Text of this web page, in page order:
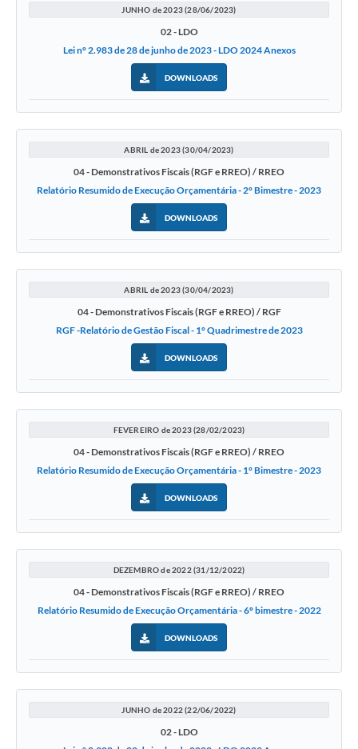
JUNHO de 2023 (28/06/2023)
02 - LDO
Lei n° 2.983 de 28 de junho de 2023 - LDO 2024 Anexos
DOWNLOADS
ABRIL de 2023 (30/04/2023)
04 - Demonstrativos Fiscais (RGF e RREO) / RREO
Relatório Resumido de Execução Orçamentária - 2° Bimestre - 2023
DOWNLOADS
ABRIL de 2023 (30/04/2023)
04 - Demonstrativos Fiscais (RGF e RREO) / RGF
RGF -Relatório de Gestão Fiscal - 1° Quadrimestre de 2023
DOWNLOADS
FEVEREIRO de 2023 (28/02/2023)
04 - Demonstrativos Fiscais (RGF e RREO) / RREO
Relatório Resumido de Execução Orçamentária - 1° Bimestre - 2023
DOWNLOADS
DEZEMBRO de 2022 (31/12/2022)
04 - Demonstrativos Fiscais (RGF e RREO) / RREO
Relatório Resumido de Execução Orçamentária - 6º bimestre - 2022
DOWNLOADS
JUNHO de 2022 (22/06/2022)
02 - LDO